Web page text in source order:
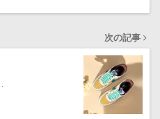
次の記事